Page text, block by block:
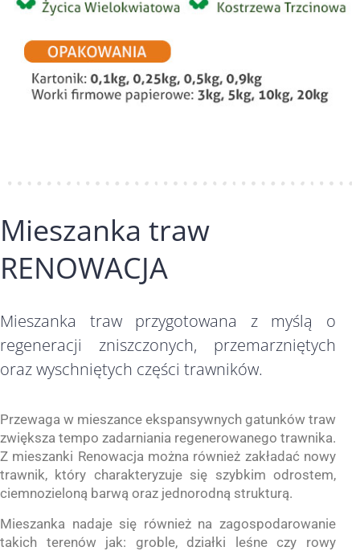
Mieszanka traw
RENOWACJA
Mieszanka traw przygotowana z myślą o
regeneracji zniszczonych, przemarzniętych
oraz wyschniętych części trawników.
Przewaga w mieszance ekspansywnych gatunków traw
zwiększa tempo zadarniania regenerowanego trawnika.
Z mieszanki Renowacja można również zakładać nowy
trawnik, który charakteryzuje się szybkim odrostem,
ciemnozieloną barwą oraz jednorodną strukturą.
Mieszanka nadaje się również na zagospodarowanie
takich terenów jak: groble, działki leśne czy rowy